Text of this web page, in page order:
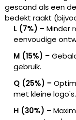
gescand als een
bedekt raakt
L (7%) – Minder
eenvoudige
M (15%) –
gebruik.
Q (25%) –
met kleine logo's.
H (30%) –